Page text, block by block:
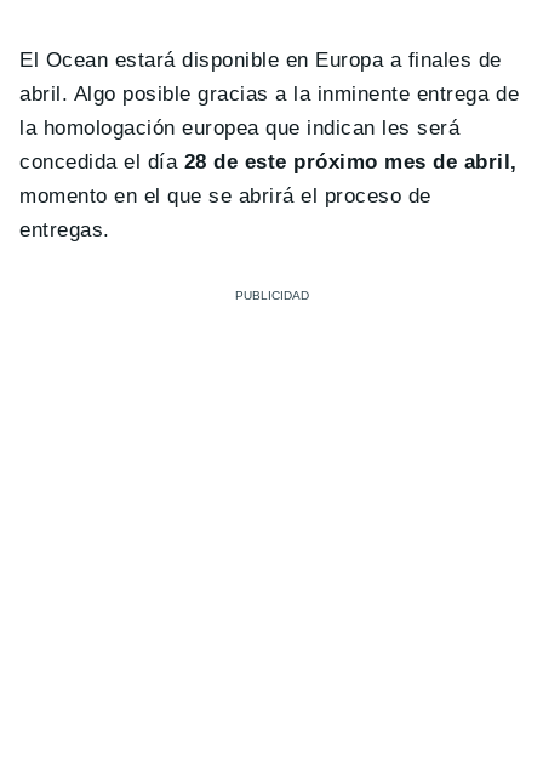
El Ocean estará disponible en Europa a finales de
abril. Algo posible gracias a la inminente entrega de
la homologación europea que indican les será
concedida el día 28 de este próximo mes de abril,
momento en el que se abrirá el proceso de
entregas.